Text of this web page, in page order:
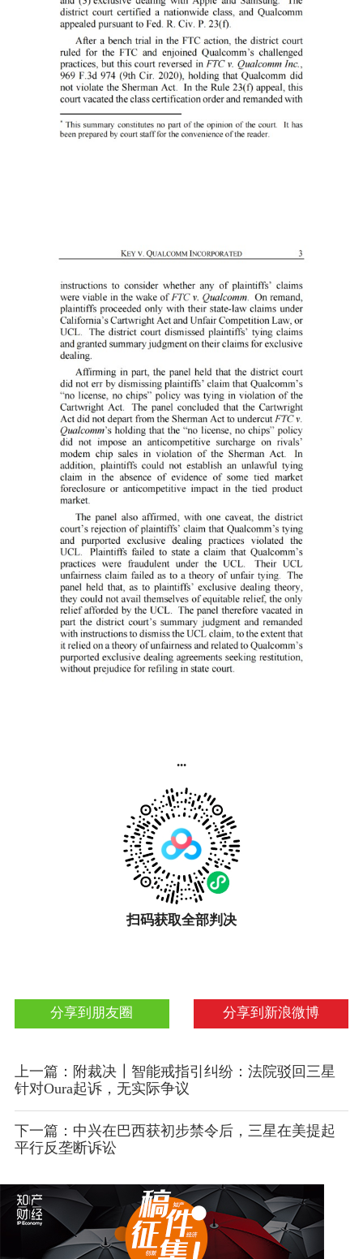
...
扫码获取全部判决
分享到新浪微博
分享到朋友圈
上一篇：附裁决┃智能戒指引纠纷：法院驳回三星
针对Oura起诉，无实际争议
下一篇：中兴在巴西获初步禁令后，三星在美提起
平行反垄断诉讼